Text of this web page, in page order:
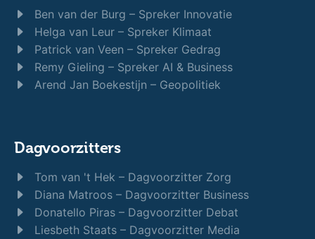
Ben van der Burg – Spreker Innovatie
Helga van Leur – Spreker Klimaat
Patrick van Veen – Spreker Gedrag
Remy Gieling – Spreker AI & Business
Arend Jan Boekestijn – Geopolitiek
Dagvoorzitters
Tom van 't Hek – Dagvoorzitter Zorg
Diana Matroos – Dagvoorzitter Business
Donatello Piras – Dagvoorzitter Debat
Liesbeth Staats – Dagvoorzitter Media